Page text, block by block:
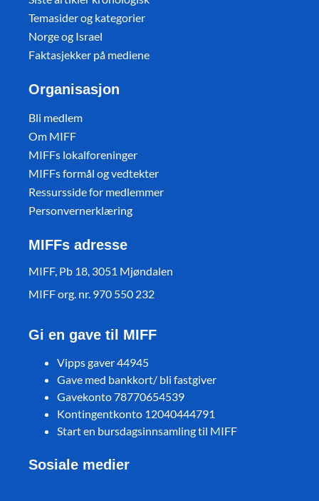
Temasider og kategorier
Norge og Israel
Faktasjekker på mediene
Organisasjon
Bli medlem
Om MIFF
MIFFs lokalforeninger
MIFFs formål og vedtekter
Ressursside for medlemmer
Personvernerklæring
MIFFs adresse
MIFF, Pb 18, 3051 Mjøndalen
MIFF org. nr. 970 550 232
Gi en gave til MIFF
Vipps gaver 44945
Gave med bankkort/ bli fastgiver
Gavekonto 78770654539
Kontingentkonto 12040444791
Start en bursdagsinnsamling til MIFF
Sosiale medier